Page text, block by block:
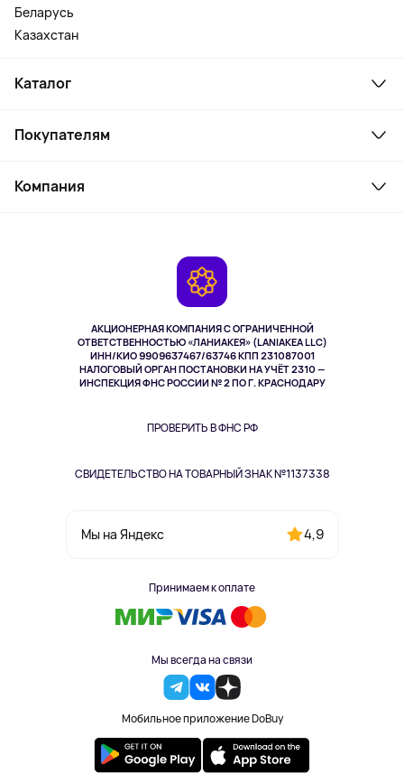
АКЦИОНЕРНАЯ КОМПАНИЯ С ОГРАНИЧЕННОЙ
ОТВЕТСТВЕННОСТЬЮ «ЛАНИАКЕЯ» (LANIAKEA LLC)
ИНН/КИО 9909637467/63746 КПП 231087001
НАЛОГОВЫЙ ОРГАН ПОСТАНОВКИ НА УЧЁТ 2310 —
ИНСПЕКЦИЯ ФНС РОССИИ № 2 ПО Г. КРАСНОДАРУ
ПРОВЕРИТЬ В ФНС РФ
СВИДЕТЕЛЬСТВО НА ТОВАРНЫЙ ЗНАК №1137338
Мы на Яндекс 4,9
Принимаем к оплате
Мы всегда на связи
Мобильное приложение DoBuy
Беларусь
Казахстан
Каталог
Ноутбуки, мониторы, VR
Косметика и уход
Здоровье питомцев
Одежда и аксессуары
Покупателям
Как заказать
Компания